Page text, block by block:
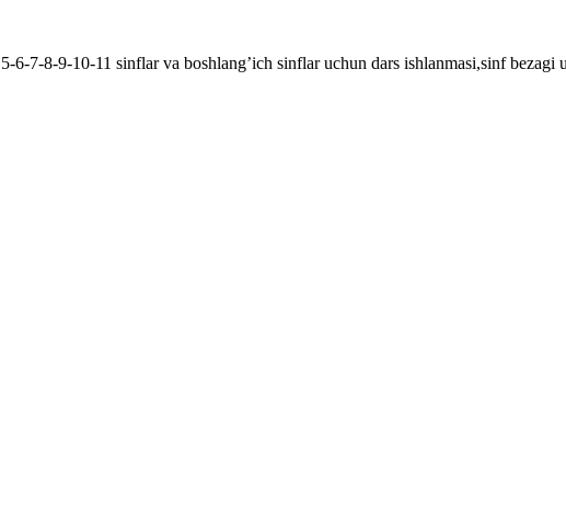
7-8-9-10-11 sinflar va boshlang’ich sinflar uchun dars ishlanmasi,sinf bezagi